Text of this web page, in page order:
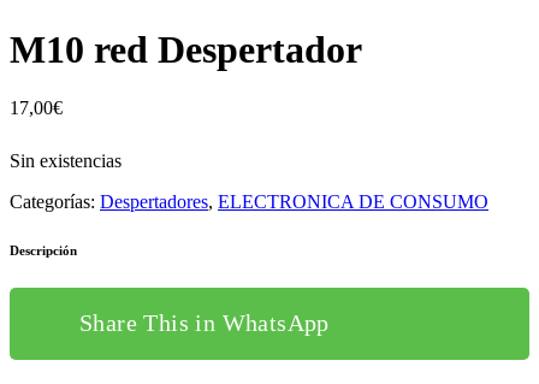
M10 red Despertador
17,00€
Sin existencias
Categorías: Despertadores, ELECTRONICA DE CONSUMO
Descripción
Share This in WhatsApp